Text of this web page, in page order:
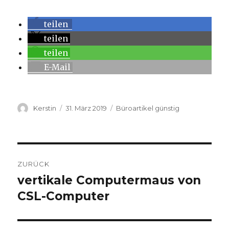
teilen
teilen
teilen
E-Mail
Autor
Kerstin
Veröffentlicht
31. März 2019 Kategorien
Büroartikel günstig
ZURÜCK
Vorheriger
Beitrag:
vertikale Computermaus von
CSL-Computer